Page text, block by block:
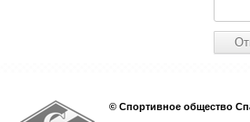
© Спортивное общество